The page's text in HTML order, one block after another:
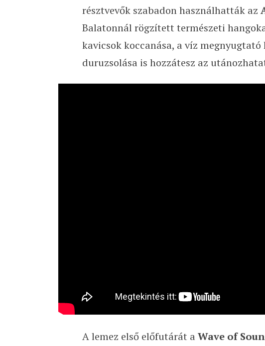
résztvevők szabadon használhatták az
Balatonnál rögzített természeti
kavicsok koccanása, a víz
duruzsolása is hozzátesz az
A lemez első előfutárát a Wave of